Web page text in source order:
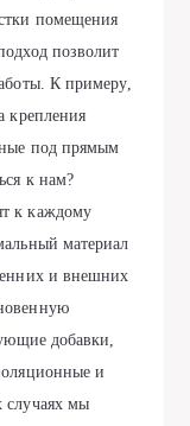
помещения
позволит
К примеру,
крепления
под прямым
к нам?
к каждому
материал
и внешних
добавки,
и
случаях мы